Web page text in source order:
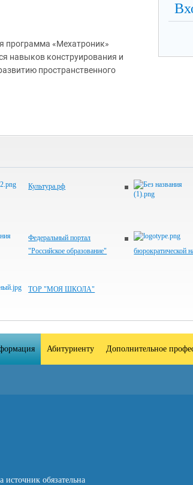
программа «Мехатроник»
навыков конструирования и
пространственного
Культура.рф
Федеральный портал
"Российское образование"
бюрократической
ТОР "МОЯ ШКОЛА"
Абитуриенту Дополнительное
источник обязательна